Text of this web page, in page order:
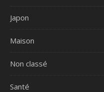
Japon
Maison
Non classé
Santé